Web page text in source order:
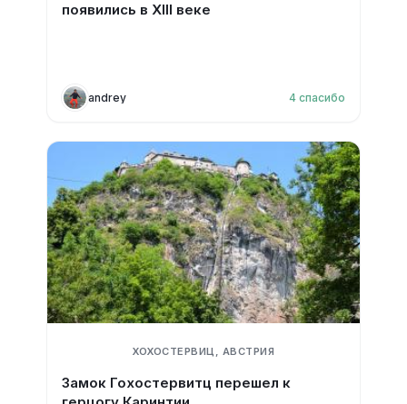
появились в XIII веке
andrey 4 спасибо
ХОХОСТЕРВИЦ, АВСТРИЯ
Замок Гохостервитц перешел к